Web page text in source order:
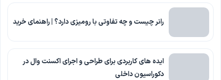
رانر چیست و چه تفاوتی با رومیزی دارد؟ | راهنمای خرید
ایده های کاربردی برای طراحی و اجرای اکسنت وال در
دکوراسیون داخلی